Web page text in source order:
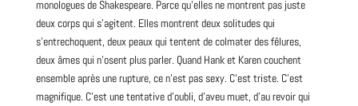
monologues de Shakespeare. Parce qu’elles ne montrent pas juste
deux corps qui s’agitent. Elles montrent deux solitudes qui
s’entrechoquent, deux peaux qui tentent de colmater des fêlures,
deux âmes qui n’osent plus parler. Quand Hank et Karen couchent
ensemble après une rupture, ce n’est pas sexy. C’est triste. C’est
magnifique. C’est une tentative d’oubli, d’aveu muet, d’au revoir qui